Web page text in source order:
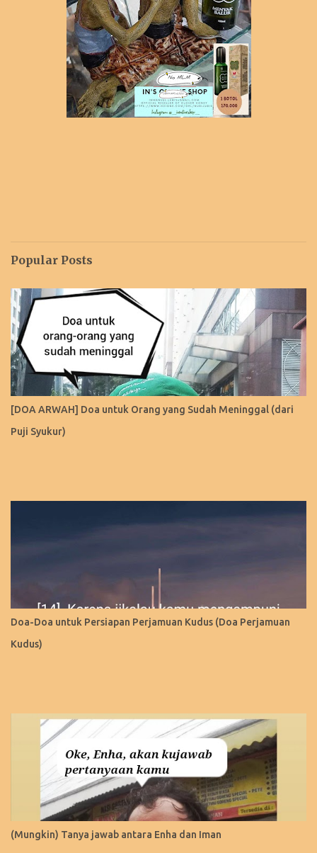
Popular Posts
[DOA ARWAH] Doa untuk Orang yang Sudah Meninggal (dari
Puji Syukur)
Doa-Doa untuk Persiapan Perjamuan Kudus (Doa Perjamuan
Kudus)
(Mungkin) Tanya jawab antara Enha dan Iman